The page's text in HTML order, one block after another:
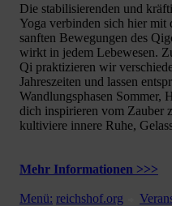
Die stabilisierenden und
Yoga verbinden sich hier mit
sanften Bewegungen des
wirkt in jedem Lebewesen.
Qi praktizieren wir
Jahreszeiten und lassen
Wandlungsphasen Sommer,
dich inspirieren vom Zauber
kultiviere innere Ruhe,
Mehr Informationen >>>
Menü: reichshof.org